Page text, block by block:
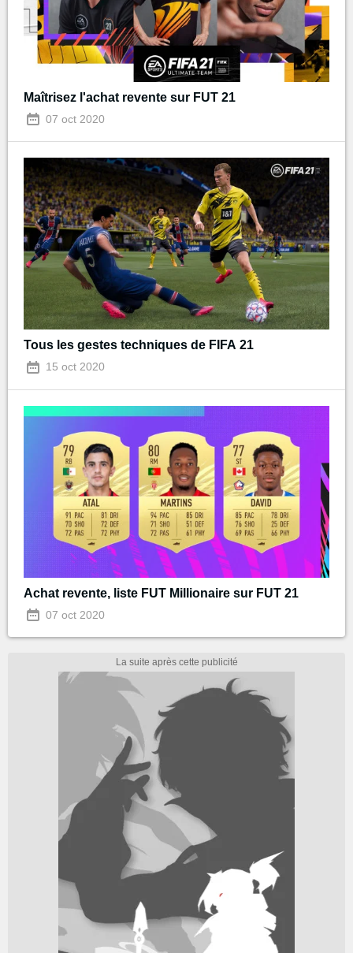
Maîtrisez l'achat revente sur FUT 21
07 oct 2020
Tous les gestes techniques de FIFA 21
15 oct 2020
Achat revente, liste FUT Millionaire sur FUT 21
07 oct 2020